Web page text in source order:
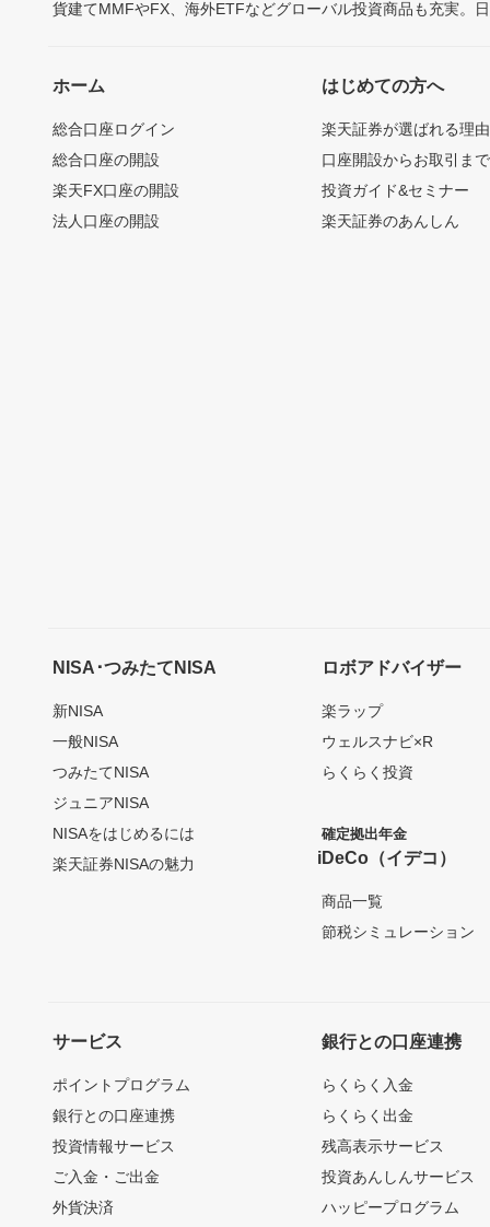
貨建てMMFやFX、海外ETFなどグローバル投資商品も充実。
ホーム
総合口座ログイン
総合口座の開設
楽天FX口座の開設
法人口座の開設
はじめての方へ
楽天証券が選ばれる理由
口座開設からお取引ま
投資ガイド&セミナー
楽天証券のあんしん
NISA･つみたてNISA
新NISA
一般NISA
つみたてNISA
ジュニアNISA
NISAをはじめるには
楽天証券NISAの魅力
ロボアドバイザー
楽ラップ
ウェルスナビ×R
らくらく投資
確定拠出年金
iDeCo（イデコ）
商品一覧
節税シミュレーション
サービス
ポイントプログラム
銀行との口座連携
投資情報サービス
ご入金・ご出金
外貨決済
銀行との口座連携
らくらく入金
らくらく出金
残高表示サービス
投資あんしんサービス
ハッピープログラム